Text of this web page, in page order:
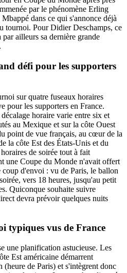
par le phénomène Erling
dans ce qui s'annonce déjà
tournoi. Pour Didier Deschamps, ce
ailleurs sa dernière grande
défi pour les supporters
sur quatre fuseaux horaires
pour les supporters en France.
horaire varie entre six et
au Mexique et sur la côte Ouest
point de vue français, au cœur de la
la côte Est des États-Unis et du
de soirée tout à fait
une Coupe du Monde n'avait offert
d'envoi : vu de Paris, le ballon
vers 18 heures, jusqu'au petit
Quiconque souhaite suivre
devra prévoir quelques nuits
typiques vus de France
une planification astucieuse. Les
Est américaine démarrent
(heure de Paris) et s'intègrent donc